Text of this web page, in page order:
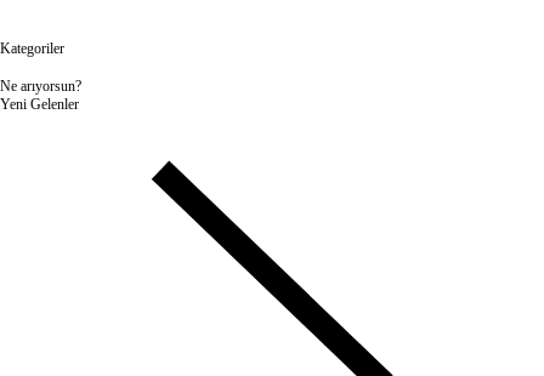
Kategoriler
Ne arıyorsun?
Yeni Gelenler